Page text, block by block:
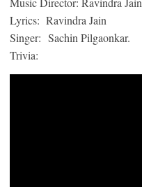
Lyrics: Ravindra Jain
Singer: Sachin Pilgaonkar.
Trivia: